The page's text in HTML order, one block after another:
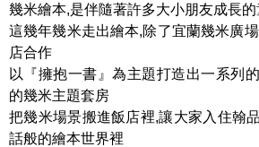
幾米繪本,是伴隨著許多大小朋友成長
這幾年幾米走出繪本,除了宜蘭幾米廣
店合作
以『擁抱一書』為主題打造出一系列
的幾米主題套房
把幾米場景搬進飯店裡,讓大家入住翰
話般的繪本世界裡